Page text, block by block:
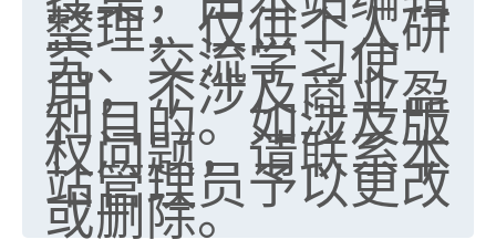
整理，仅供个人研
究、交流学习使
用，不涉及商业盈
利目的。如涉及版
权问题，请联系本
站管理员予以更改
或删除。